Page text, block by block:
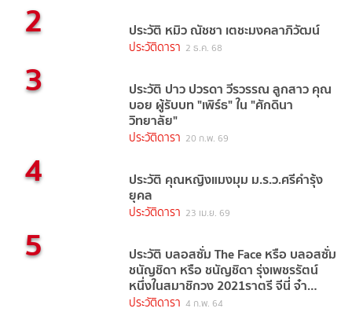
2 ประวัติ หมิว ณัชชา เตชะมงคลาภิวัฒน์
ประวัติดารา 2 ธ.ค. 68
3 ประวัติ ปาว ปวรดา วีรวรรณ ลูกสาว คุณ
บอย ผู้รับบท "เพิร์ธ" ใน "ศักดินา
วิทยาลัย"
ประวัติดารา 20 ก.พ. 69
4 ประวัติ คุณหญิงแมงมุม ม.ร.ว.ศรีคำรุ้ง
ยุคล
ประวัติดารา 23 เม.ย. 69
5 ประวัติ บลอสซั่ม The Face หรือ บลอสซั่ม
ชนัญชิดา หรือ ชนัญชิดา รุ่งเพชรรัตน์
หนึ่งในสมาชิกวง 2021ราตรี จีนี่ จ๋า
(2021)
ประวัติดารา 4 ก.พ. 64